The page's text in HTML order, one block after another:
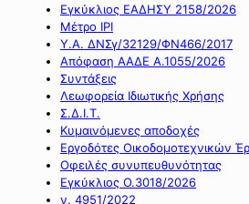
Εγκύκλιος ΕΑΔΗΣΥ 2158/2026
Μέτρο IPI
Υ.Α. ΔΝΣγ/32129/ΦΝ466/2017
Απόφαση ΑΑΔΕ Α.1055/2026
Συντάξεις
Λεωφορεία Ιδιωτικής Χρήσης
Σ.Δ.Ι.Τ.
Κυμαινόμενες αποδοχές
Εργοδότες Οικοδομοτεχνικών
Οφειλές συνυπευθυνότητας
Εγκύκλιος Ο.3018/2026
ν. 4951/2022